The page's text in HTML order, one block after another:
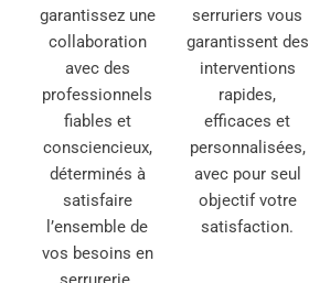
garantissez une
collaboration
avec des
professionnels
fiables et
consciencieux,
déterminés à
satisfaire
l’ensemble de
vos besoins en
serruriers vous
garantissent des
interventions
rapides,
efficaces et
personnalisées,
avec pour seul
objectif votre
satisfaction.